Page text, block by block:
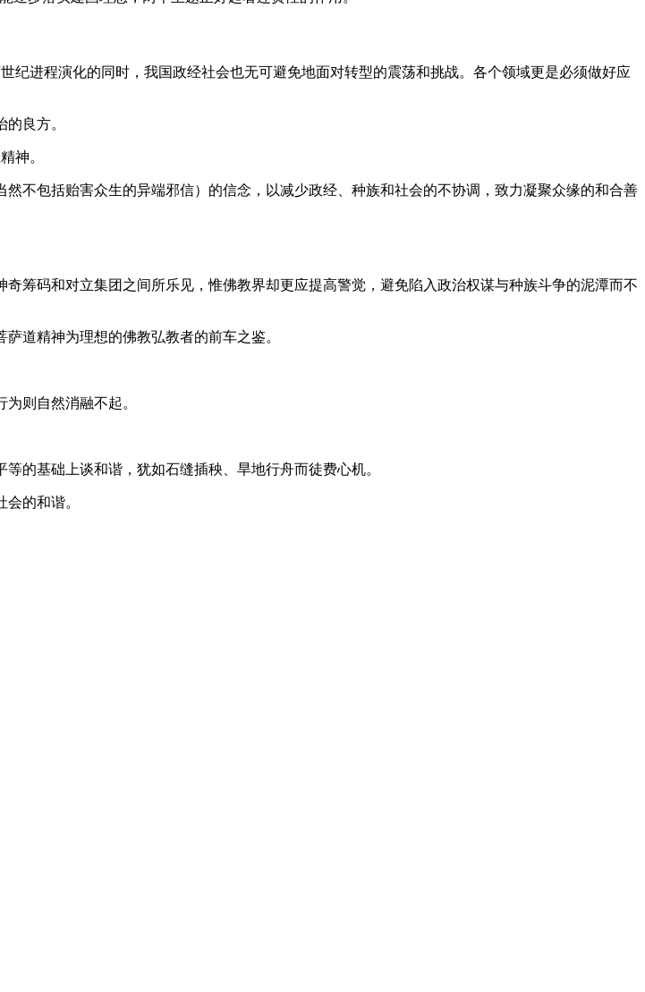
纪进程演化的同时，我国政经社会也无可避免地面对转型的震荡和挑战。各个领域更是必须做好应
良方。
神。
不包括贻害众生的异端邪信）的信念，以减少政经、种族和社会的不协调，致力凝聚众缘的和合善
筹码和对立集团之间所乐见，惟佛教界却更应提高警觉，避免陷入政治权谋与种族斗争的泥潭而不
道精神为理想的佛教弘教者的前车之鉴。
则自然消融不起。
的基础上谈和谐，犹如石缝插秧、旱地行舟而徒费心机。
的和谐。